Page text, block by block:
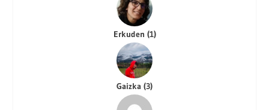
Erkuden (1)
Gaizka (3)